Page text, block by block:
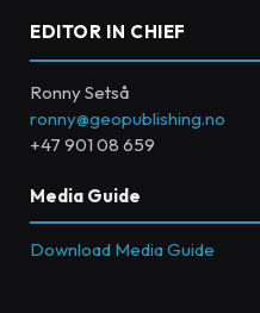
EDITOR IN CHIEF
Ronny Setså
ronny@geopublishing.no
+47 901 08 659
Media Guide
Download Media Guide